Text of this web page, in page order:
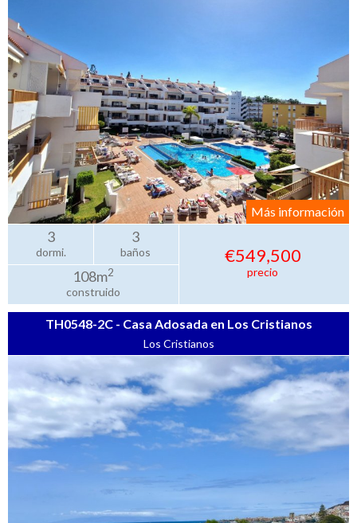
Más información
3
dormi.
3
baños
108m2
construido
€549,500
precio
TH0548-2C - Casa Adosada en Los Cristianos
Los Cristianos